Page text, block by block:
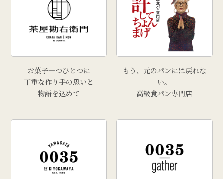
お菓子一つひとつに
丁重な作り手の思いと
物語を込めて
もう、元のパンには戻れな
い。
高級食パン専門店